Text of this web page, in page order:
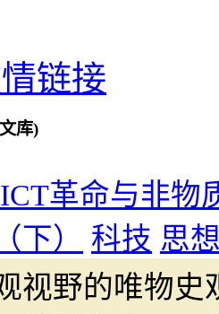
链接
库)
革命与非物
下）
科技 思
视野的唯物